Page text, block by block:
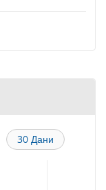
30 Дани